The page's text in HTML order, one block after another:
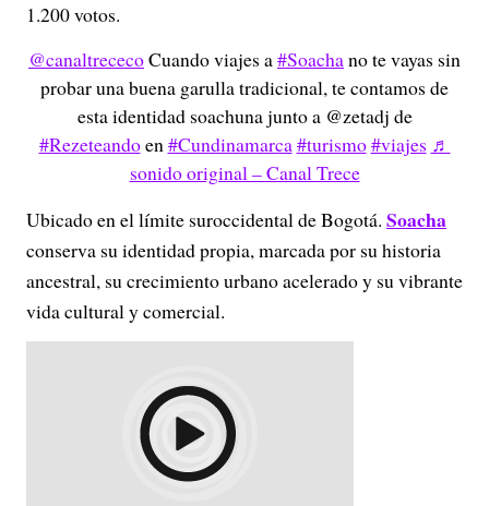
1.200 votos.
@canaltrececoCuando viajes a#Soachano te vayas sin
probar una buena garulla tradicional, te contamos de
esta identidad soachuna junto a @zetadj de
#Rezeteandoen#Cundinamarca#turismo#viajes ♬
sonido original – Canal Trece
Ubicado en el límite suroccidental de Bogotá. Soacha
conserva su identidad propia, marcada por su historia
ancestral, su crecimiento urbano acelerado y su vibrante
vida cultural y comercial.